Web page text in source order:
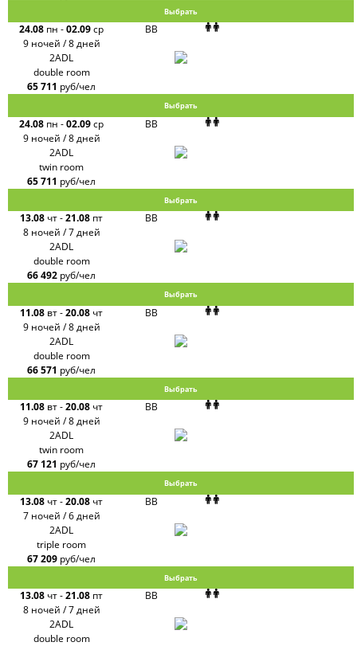
Выбрать
24.08 пн -02.09ср
9 ночей / 8 дней
BB
2ADL
double room
65 711 руб/чел
Выбрать
24.08 пн -02.09ср
9 ночей / 8 дней
BB
2ADL
twin room
65 711 руб/чел
Выбрать
13.08 чт-21.08 пт
8 ночей / 7 дней
BB
2ADL
double room
66 492 руб/чел
Выбрать
11.08 вт-20.08 чт
9 ночей / 8 дней
BB
2ADL
double room
66 571 руб/чел
Выбрать
11.08 вт-20.08 чт
9 ночей / 8 дней
BB
2ADL
twin room
67 121 руб/чел
Выбрать
13.08 чт-20.08 чт
7 ночей / 6 дней
BB
2ADL
triple room
67 209 руб/чел
Выбрать
13.08 чт-21.08 пт
8 ночей / 7 дней
BB
2ADL
double room